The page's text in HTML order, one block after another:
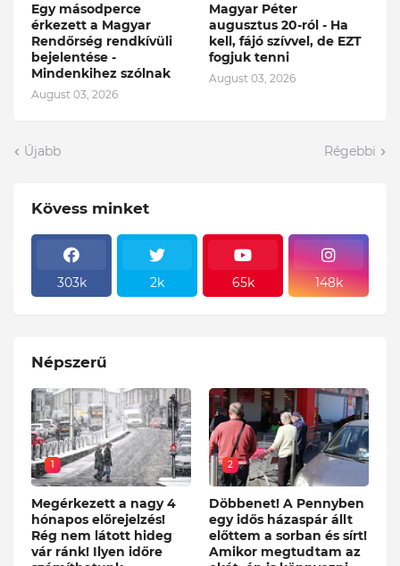
Egy másodperce
érkezett a Magyar
Rendőrség rendkívüli
bejelentése -
Mindenkihez szólnak
August 03, 2026
Magyar Péter
augusztus 20-ról - Ha
kell, fájó szívvel, de EZT
fogjuk tenni
August 03, 2026
Újabb Régebbi
Kövess minket
303k 2k 65k 148k
Népszerű
1
Megérkezett a nagy 4
hónapos előrejelzés!
Rég nem látott hideg
vár ránk! Ilyen időre
2
Döbbenet! A Pennyben
egy idős házaspár állt
előttem a sorban és sírt!
Amikor megtudtam az